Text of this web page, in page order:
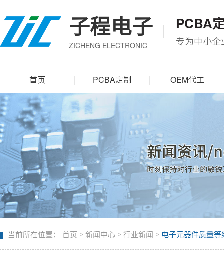
子程电子
ZICHENG ELECTRONIC
PCBA
专为中小企
首页 PCBA定制 OEM代工
当前所在位置： 首页 > 新闻中心 > 行业新闻 > 电子元器件质量等